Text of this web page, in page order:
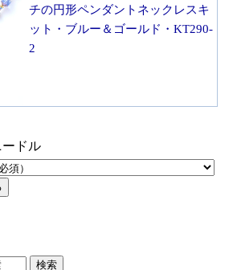
チの円形ペンダントネックレスキ
ット・ブルー＆ゴールド・KT290-
2
ドル